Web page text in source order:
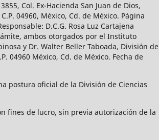
Col. Ex-Hacienda San Juan de Dios,
04960, México, Cd. de México. Página
D.C.G. Rosa Luz Cartajena
ambos otorgados por el Instituto
y Dr. Walter Beller Taboada, División de
04960 México, Cd. de México. Fecha de
postura oficial de la División de Ciencias
fines de lucro, sin previa autorización de la